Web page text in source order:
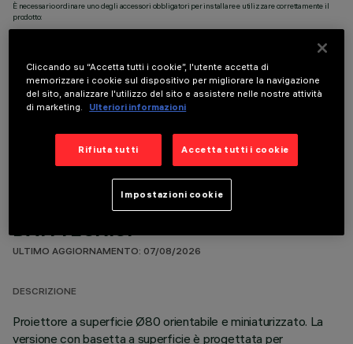
È necessario ordinare uno degli accessori obbligatori per installare e utilizzare correttamente il
prodotto:
COMPONENTI OPZIONALI
DATI TECNICI
ULTIMO AGGIORNAMENTO: 07/08/2026
DESCRIZIONE
Proiettore a superficie Ø80 orientabile e miniaturizzato. La
versione con basetta a superficie è progettata per
Cliccando su “Accetta tutti i cookie”, l'utente accetta di
memorizzare i cookie sul dispositivo per migliorare la navigazione
del sito, analizzare l'utilizzo del sito e assistere nelle nostre attività
di marketing.
Ulteriori informazioni
Rifiuta tutti Accetta tutti i cookie
Impostazioni cookie